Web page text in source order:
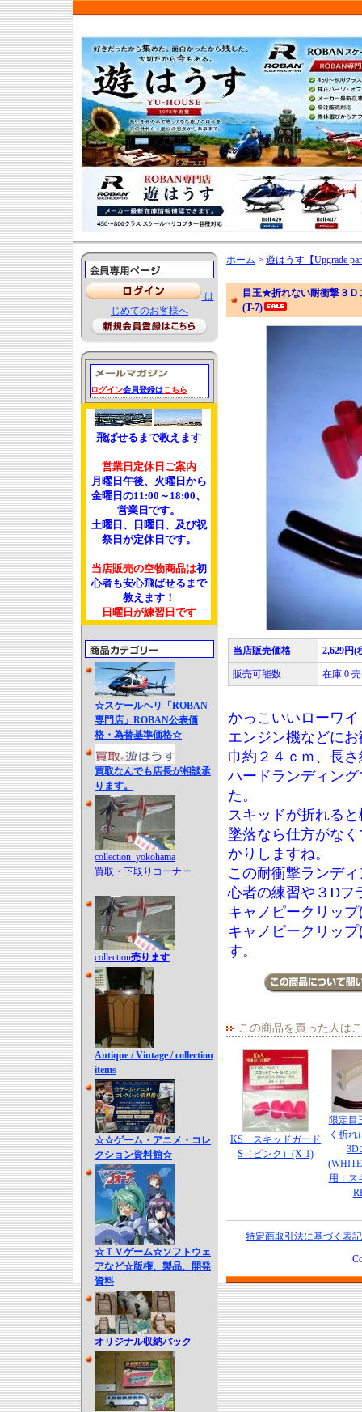
は
じめてのお客様へ
ログイン会員登録はこちら
飛ばせるまで教えます
営業日定休日ご案内
月曜日午後、火曜日から
金曜日の11:00～18:00、
営業日です。
土曜日、日曜日、及び祝
祭日が定休日です。
当店販売の空物商品は初
心者も安心飛ばせるまで
教えます！
日曜日が練習日です
☆スケールヘリ「ROBAN
専門店」ROBAN公表価
格・為替基準価格☆
買取なんでも店長が相談承
ります。
collection_yokohama
買取・下取りコーナー
collection売ります
Antique / Vintage / collection
items
☆☆ゲーム・アニメ・コレ
クション資料館☆
☆ＴＶゲーム☆ソフトウェ
アなど☆版権、製品、開発
資料
オリジナル収納バック
ホーム > 遊はうす【Upgrade
目玉★折れない耐衝撃３Ｄ
(T-7)
当店販売価格 2,629円(
販売可能数 在庫 0
かっこいいローワ
エンジン機などにお
巾約２４ｃｍ、長
ハードランディン
た。
スキッドが折れる
墜落なら仕方がな
かりしますね。
この耐衝撃ランデ
心者の練習や３Dフ
キャノピークリッ
キャノピークリッ
す。
この商品を買った人は
KS スキッドガード
S（ピンク）(X-1)
限定
く折れ
3D
用：ス
特定商取引法に基づく表記